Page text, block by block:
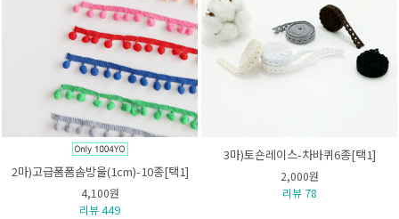
2마)고급폼폼솜방울(1cm)-10종[택1]
4,100원
리뷰 449
3마)토숀레이스-차바퀴6종[택1]
2,000원
리뷰 78